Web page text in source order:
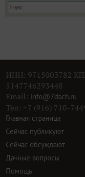
ИНН: 9715003782
5147746293448
Email: info@7dach.ru
Тел: +7 (916) 710-
Главная страница
Сейчас публикуют
Сейчас обсуждают
Дачные вопросы
Помощь